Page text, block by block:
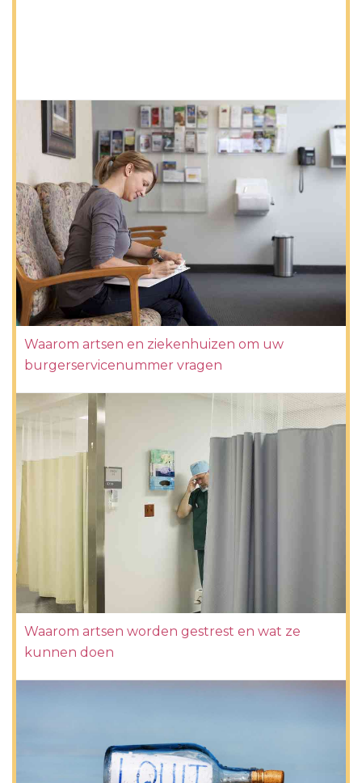
Waarom artsen en ziekenhuizen om uw
burgerservicenummer vragen
Waarom artsen worden gestrest en wat ze
kunnen doen